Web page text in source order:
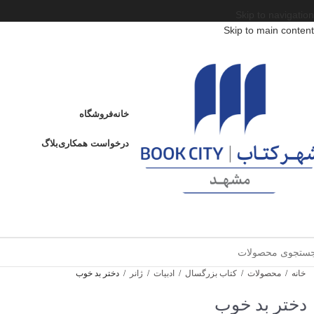
Skip to main content
خانهفروشگاه
درخواست همکاریبلاگ
خانه / محصولات / کتاب بزرگسال / ادبیات / ژانر / دختر بد خوب
دختر بد خوب